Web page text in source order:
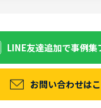
LINE友達追加で事例集
お問い合わせは